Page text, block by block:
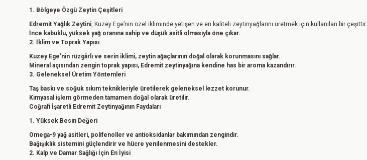
1. Bölgeye Özgü Zeytin Çeşitleri
Edremit Yağlık Zeytini, Kuzey Ege’nin özel ikliminde yetişen ve en kaliteli zeytinyağlarını üretmek için kullanılan bir çeşittir.
İnce kabuklu, yüksek yağ oranına sahip ve düşük asitli olmasıyla öne çıkar.
2. İklim ve Toprak Yapısı
Kuzey Ege’nin rüzgârlı ve serin iklimi, zeytin ağaçlarının doğal olarak korunmasını sağlar.
Mineral açısından zengin toprak yapısı, Edremit zeytinyağına kendine has bir aroma kazandırır.
3. Geleneksel Üretim Yöntemleri
Taş baskı ve soğuk sıkım teknikleriyle üretilerek geleneksel lezzet korunur.
Kimyasal işlem görmeden tamamen doğal olarak üretilir.
Coğrafi İşaretli Edremit Zeytinyağının Faydaları
1. Yüksek Besin Değeri
Omega-9 yağ asitleri, polifenoller ve antioksidanlar bakımından zengindir.
Bağışıklık sistemini güçlendirir ve hücre yenilenmesini destekler.
2. Kalp ve Damar Sağlığı İçin En İyisi